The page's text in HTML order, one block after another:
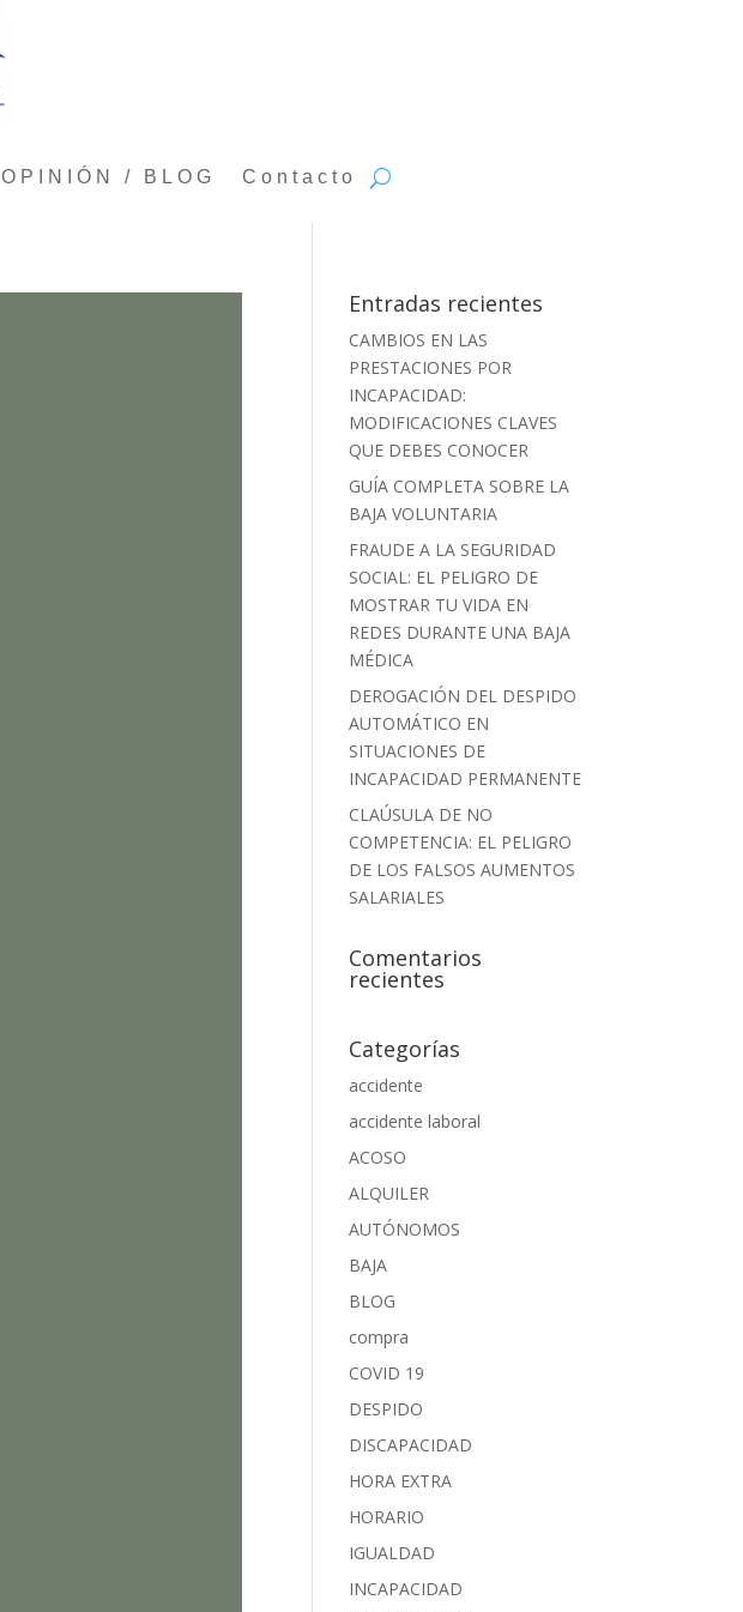
OPINIÓN / BLOG Contacto
Entradas recientes
CAMBIOS EN LAS
PRESTACIONES POR
INCAPACIDAD:
MODIFICACIONES CLAVES
QUE DEBES CONOCER
GUÍA COMPLETA SOBRE LA
BAJA VOLUNTARIA
FRAUDE A LA SEGURIDAD
SOCIAL: EL PELIGRO DE
MOSTRAR TU VIDA EN
REDES DURANTE UNA BAJA
MÉDICA
DEROGACIÓN DEL DESPIDO
AUTOMÁTICO EN
SITUACIONES DE
INCAPACIDAD PERMANENTE
CLAÚSULA DE NO
COMPETENCIA: EL PELIGRO
DE LOS FALSOS AUMENTOS
SALARIALES
Comentarios
recientes
Categorías
accidente
accidente laboral
ACOSO
ALQUILER
AUTÓNOMOS
BAJA
BLOG
compra
COVID 19
DESPIDO
DISCAPACIDAD
HORA EXTRA
HORARIO
IGUALDAD
INCAPACIDAD